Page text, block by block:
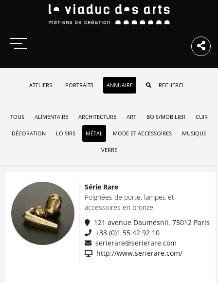
ATELIERS PORTRAITS ANNUAIRE
TOUS ALIMENTAIRE ARCHITECTURE ART BOIS/MOBILIER CUIR
DÉCORATION LOISIRS MÉTAL MODE ET ACCESSOIRES MUSIQUE
VERRE
Série Rare
Poignées de porte, lampes et
accessoires en bronze
121 avenue Daumesnil, 75012 Paris
+33 (0)1 55 42 92 10
serierare@serierare.com
http://www.serierare.com/